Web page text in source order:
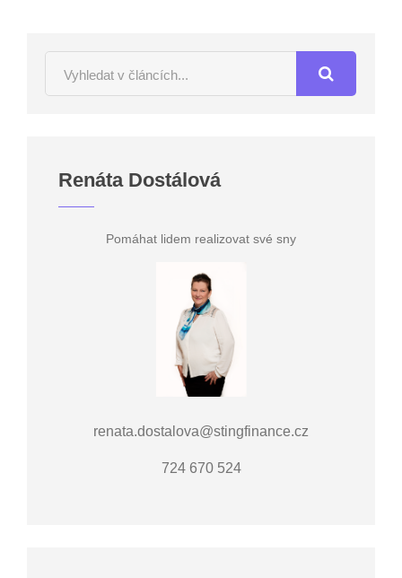
Renáta Dostálová
Pomáhat lidem realizovat své sny
renata.dostalova@stingfinance.cz
724 670 524